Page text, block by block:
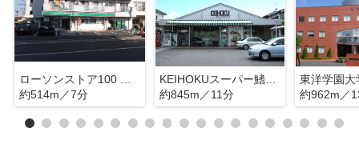
約514m／7分
KEIHOKUスーパー鰭ケ崎店
約845m／11分
東洋学園大
約962m／